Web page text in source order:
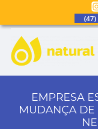
EMPRESA
MUDANÇA